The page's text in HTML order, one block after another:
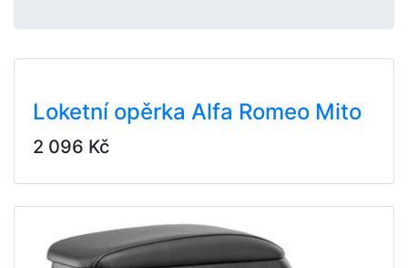
Loketní opěrka Alfa Romeo Mito
2 096 Kč